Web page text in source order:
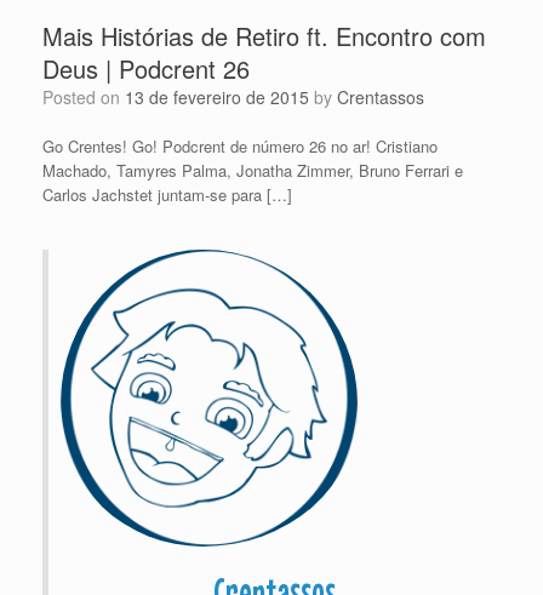
Mais Histórias de Retiro ft. Encontro com
Deus | Podcrent 26
Posted on 13 de fevereiro de 2015 by Crentassos
Go Crentes! Go! Podcrent de número 26 no ar! Cristiano
Machado, Tamyres Palma, Jonatha Zimmer, Bruno Ferrari e
Carlos Jachstet juntam-se para […]